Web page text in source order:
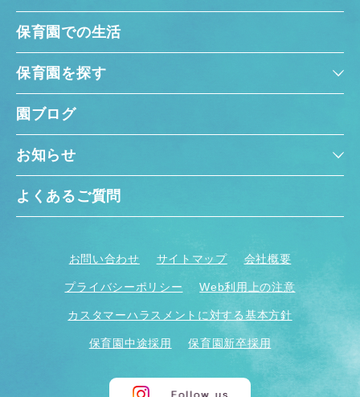
保育園での生活
保育園を探す
園ブログ
お知らせ
よくあるご質問
お問い合わせ サイトマップ 会社概要
プライバシーポリシー Web利用上の注意
カスタマーハラスメントに対する基本方針
保育園中途採用 保育園新卒採用